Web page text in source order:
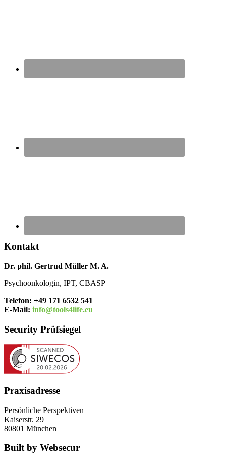
Kontakt
Dr. phil. Gertrud Müller M. A.
Psychoonkologin, IPT, CBASP
Telefon: +49 171 6532 541
E-Mail: info@tools4life.eu
Security Prüfsiegel
Praxisadresse
Persönliche Perspektiven
Kaiserstr. 29
80801 München
Built by Websecur